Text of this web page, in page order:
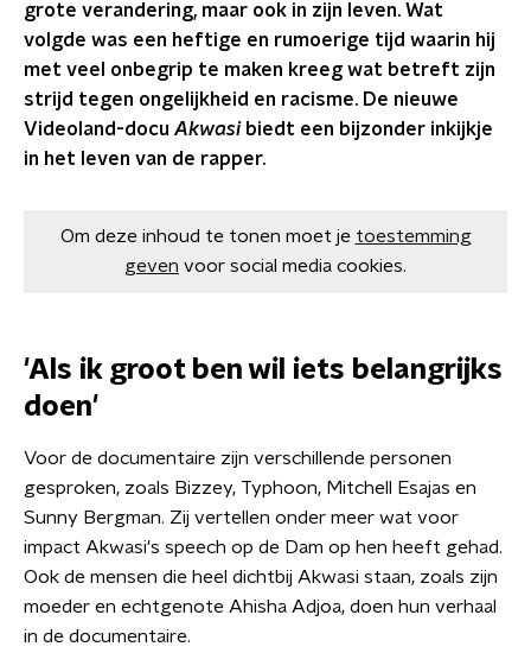
grote verandering, maar ook in zijn leven. Wat
volgde was een heftige en rumoerige tijd waarin hij
met veel onbegrip te maken kreeg wat betreft zijn
strijd tegen ongelijkheid en racisme. De nieuwe
Videoland-docu Akwasi biedt een bijzonder inkijkje
in het leven van de rapper.
Om deze inhoud te tonen moet je toestemming
geven voor social media cookies.
'Als ik groot ben wil iets belangrijks
doen'
Voor de documentaire zijn verschillende personen
gesproken, zoals Bizzey, Typhoon, Mitchell Esajas en
Sunny Bergman. Zij vertellen onder meer wat voor
impact Akwasi's speech op de Dam op hen heeft gehad.
Ook de mensen die heel dichtbij Akwasi staan, zoals zijn
moeder en echtgenote Ahisha Adjoa, doen hun verhaal
in de documentaire.